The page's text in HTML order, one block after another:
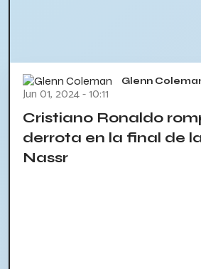
Glenn
Jun 01, 2024 - 10:11
Cristiano Ronaldo
derrota en la final de
Nassr